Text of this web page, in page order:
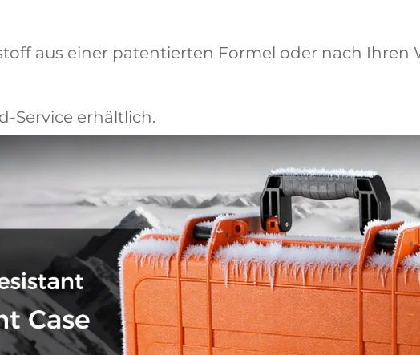
aus einer patentierten Formel oder nach Ihren
Service erhältlich.